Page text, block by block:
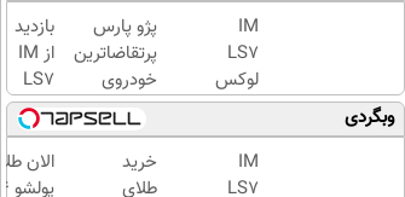
IM
LS7
لوکس
ترین
شاسی
بلند
برقی
پژو پارس
پرتقاضاترین
خودروی
ایران | برای
فروشش
فرصت رو از
دست نده!
بازدید
از IM
LS7
لوکس
ترین
شاسی
بلند
وبگردی
IM
LS7
خرید
طلای
الان